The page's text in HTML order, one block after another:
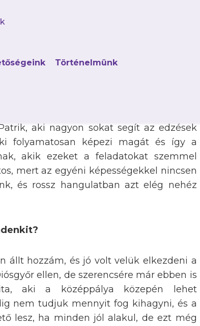
Történelmünk
és a rendkívül rövid idő ellenére azt
magasabb szintre, és a héten azon
kimondottan?
aki nagyon sokat segít az edzések
folyamatosan képezi magát és így a
akik ezeket a feladatokat szemmel
mert az egyéni képességekkel nincsen
és rossz hangulatban azt elég nehéz
állt hozzám, és jó volt velük elkezdeni a
ellen, de szerencsére már ebben is
aki a középpálya közepén lehet
nem tudjuk mennyit fog kihagyni, és a
lesz, ha minden jól alakul, de ezt még